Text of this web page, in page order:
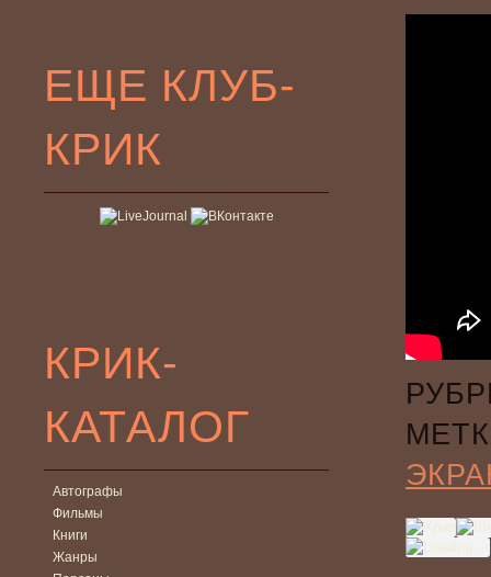
ЕЩЕ КЛУБ-
КРИК
КРИК-
КАТАЛОГ
Автографы
Фильмы
Книги
Жанры